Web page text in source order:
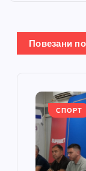
Повезани
СПОРТ